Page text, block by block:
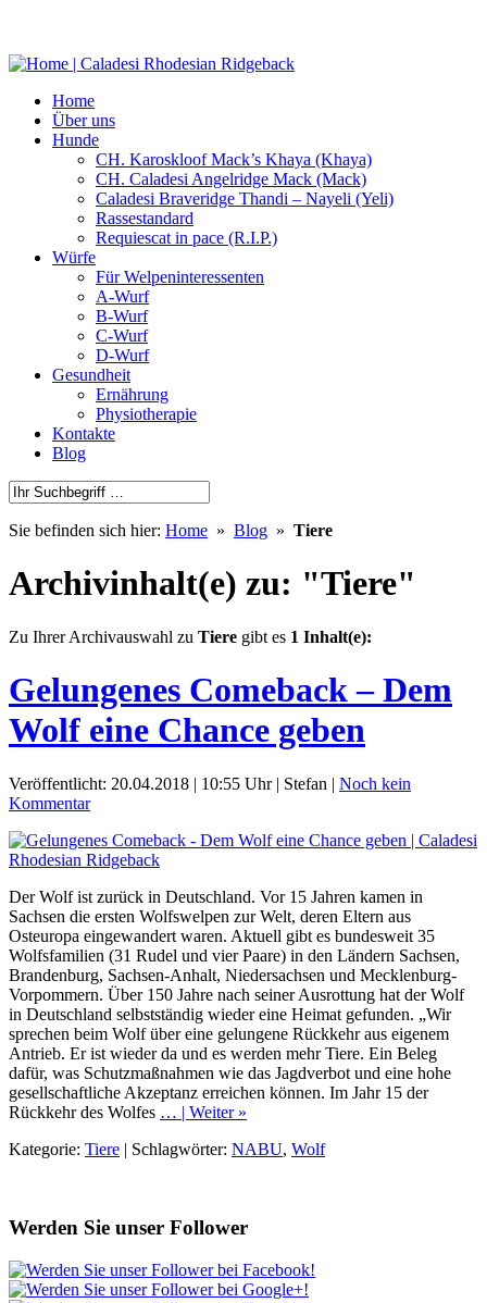
Home
Über uns
Hunde
CH. Karoskloof Mack’s Khaya (Khaya)
CH. Caladesi Angelridge Mack (Mack)
Caladesi Braveridge Thandi – Nayeli (Yeli)
Rassestandard
Requiescat in pace (R.I.P.)
Würfe
Für Welpeninteressenten
A-Wurf
B-Wurf
C-Wurf
D-Wurf
Gesundheit
Ernährung
Physiotherapie
Kontakte
Blog
Sie befinden sich hier: Home » Blog » Tiere
Archivinhalt(e) zu: "Tiere"
Zu Ihrer Archivauswahl zu Tiere gibt es 1 Inhalt(e):
Gelungenes Comeback – Dem
Wolf eine Chance geben
Veröffentlicht: 20.04.2018 | 10:55 Uhr | Stefan | Noch kein
Kommentar
Der Wolf ist zurück in Deutschland. Vor 15 Jahren kamen in
Sachsen die ersten Wolfswelpen zur Welt, deren Eltern aus
Osteuropa eingewandert waren. Aktuell gibt es bundesweit 35
Wolfsfamilien (31 Rudel und vier Paare) in den Ländern Sachsen,
Brandenburg, Sachsen-Anhalt, Niedersachsen und Mecklenburg-
Vorpommern. Über 150 Jahre nach seiner Ausrottung hat der Wolf
in Deutschland selbstständig wieder eine Heimat gefunden. „Wir
sprechen beim Wolf über eine gelungene Rückkehr aus eigenem
Antrieb. Er ist wieder da und es werden mehr Tiere. Ein Beleg
dafür, was Schutzmaßnahmen wie das Jagdverbot und eine hohe
gesellschaftliche Akzeptanz erreichen können. Im Jahr 15 der
Rückkehr des Wolfes … | Weiter »
Kategorie: Tiere | Schlagwörter: NABU, Wolf
Werden Sie unser Follower